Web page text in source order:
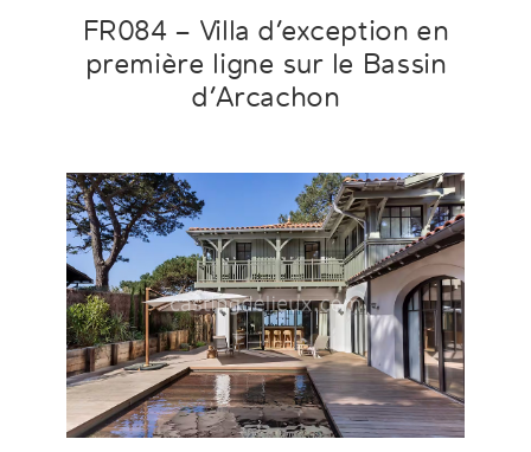
FR084 – Villa d’exception en
première ligne sur le Bassin
d’Arcachon